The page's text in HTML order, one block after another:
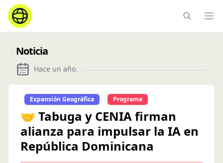
Noticia
Hace un año.
Expansión Geográfica Programa
🤝 Tabuga y CENIA firman
alianza para impulsar la IA en
República Dominicana